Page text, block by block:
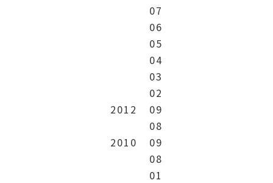
07
06
05
04
03
02
2012
09
08
2010
09
08
01